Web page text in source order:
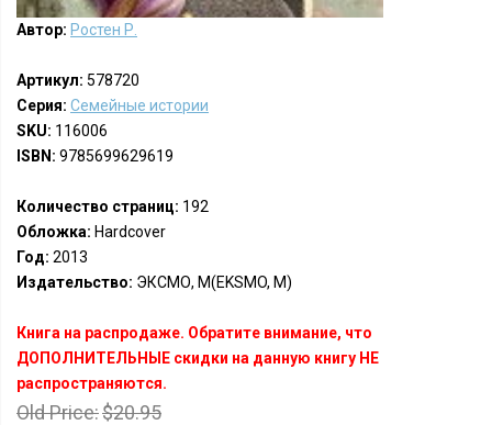
Автор: Ростен Р.
Артикул: 578720
Серия: Семейные истории
SKU: 116006
ISBN: 9785699629619
Количество страниц: 192
Обложка: Hardcover
Год: 2013
Издательство: ЭКСМО, М(EKSMO, M)
Книга на распродаже. Обратите внимание, что
ДОПОЛНИТЕЛЬНЫЕ скидки на данную книгу НЕ
распространяются.
Old Price:$20.95